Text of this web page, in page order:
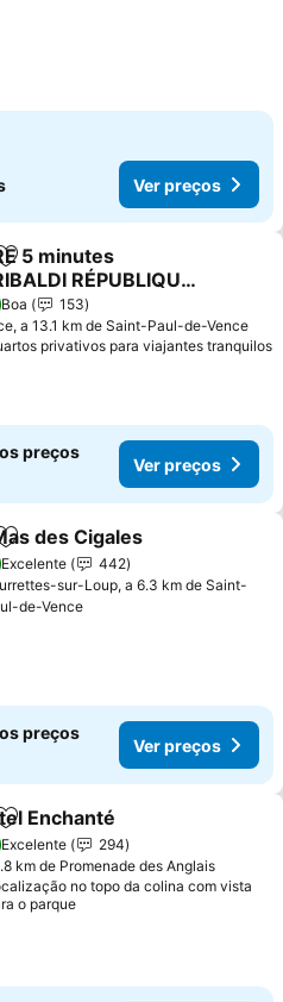
Ver preços
Adicionar aos favoritos
5 minutes
RÉPUBLIQUE
PRIVEE non
pour voyageurs
TRAM au pied
Boa
153
a 13.1 km de Saint-Paul-de-Vence
privativos para viajantes tranquilos
preços
Ver preços
Adicionar aos favoritos
des Cigales
Excelente
442
sur-Loup, a 6.3 km de Saint-
de-Vence
preços
Ver preços
Adicionar aos favoritos
Enchanté
Excelente
294
km de Promenade des Anglais
no topo da colina com vista
o parque